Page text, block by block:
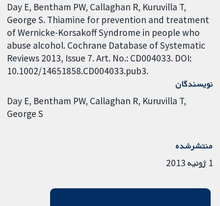
Day E, Bentham PW, Callaghan R, Kuruvilla T,
George S. Thiamine for prevention and treatment
of Wernicke-Korsakoff Syndrome in people who
abuse alcohol. Cochrane Database of Systematic
Reviews 2013, Issue 7. Art. No.: CD004033. DOI:
10.1002/14651858.CD004033.pub3.
نویسندگان
Day E Bentham PW Callaghan R Kuruvilla T
George S
منتشرشده
1 ژوئیه 2013